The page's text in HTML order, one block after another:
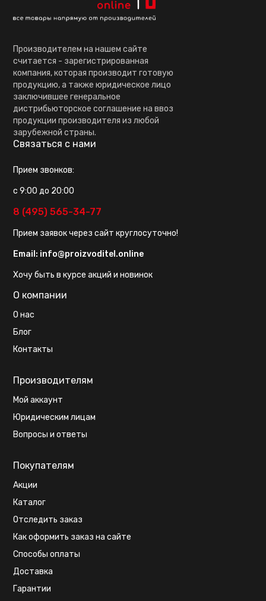
Производителем на нашем сайте
считается - зарегистрированная
компания, которая производит готовую
продукцию, а также юридическое лицо
заключившее генеральное
дистрибьюторское соглашение на ввоз
продукции производителя из любой
зарубежной страны.
Связаться с нами
Прием звонков:
с 9:00 до 20:00
8 (495) 565-34-77
Прием заявок через сайт круглосуточно!
Email: info@proizvoditel.online
Хочу быть в курсе акций и новинок
О компании
О нас
Блог
Контакты
Производителям
Мой аккаунт
Юридическим лицам
Вопросы и ответы
Покупателям
Акции
Каталог
Отследить заказ
Как оформить заказ на сайте
Способы оплаты
Доставка
Гарантии